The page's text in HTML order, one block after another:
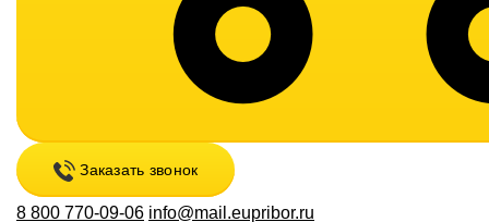
Заказать звонок
8 800 770-09-06 info@mail.eupribor.ru